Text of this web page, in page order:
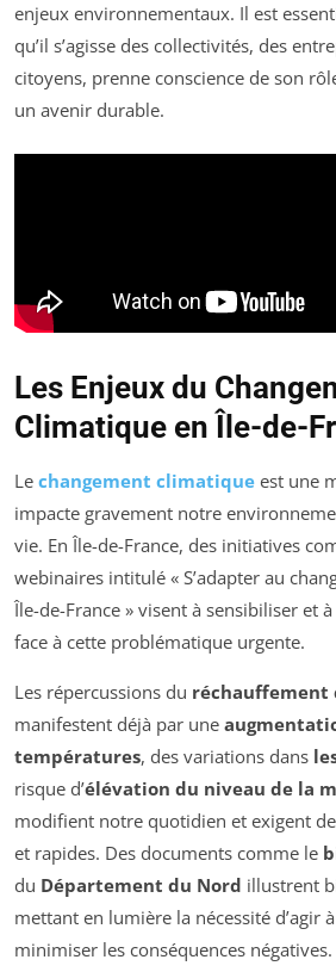
enjeux environnementaux. Il est
qu’il s’agisse des collectivités, des
citoyens, prenne conscience de son
un avenir durable.
Les Enjeux du
Climatique en Île-de-
Le changement climatique est une
impacte gravement notre
vie. En Île-de-France, des initiatives
webinaires intitulé « S’adapter au
Île-de-France » visent à sensibiliser et
face à cette problématique urgente.
Les répercussions du
manifestent déjà par une
températures, des variations dans
risque d’élévation du niveau de la
modifient notre quotidien et exigent
et rapides. Des documents comme le
du Département du Nord illustrent
mettant en lumière la nécessité d’agir
minimiser les conséquences négatives.